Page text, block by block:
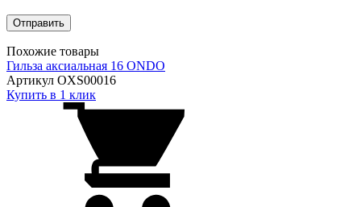
Похожие товары
Гильза аксиальная 16 ONDO
Артикул OXS00016
Купить в 1 клик